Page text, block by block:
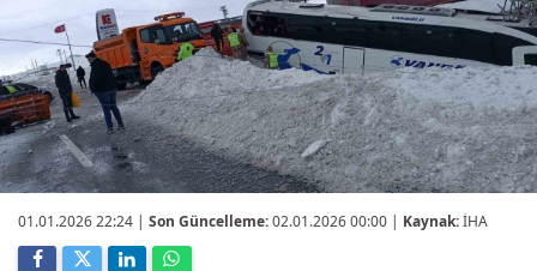
01.01.2026 22:24 | Son Güncelleme:02.01.2026 00:00 | Kaynak:İHA